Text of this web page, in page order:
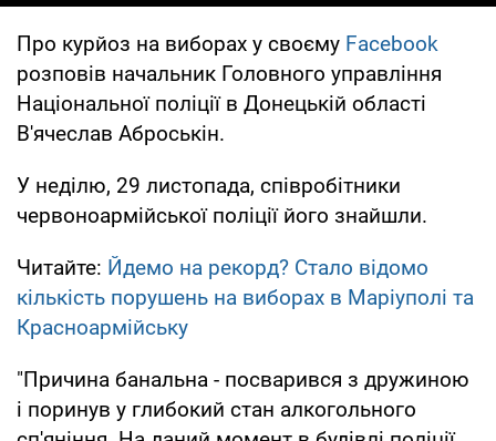
Про курйоз на виборах у своєму Facebook
розповів начальник Головного управління
Національної поліції в Донецькій області
В'ячеслав Аброськін.
У неділю, 29 листопада, співробітники
червоноармійської поліції його знайшли.
Читайте: Йдемо на рекорд? Стало відомо
кількість порушень на виборах в Маріуполі та
Красноармійську
"Причина банальна - посварився з дружиною
і поринув у глибокий стан алкогольного